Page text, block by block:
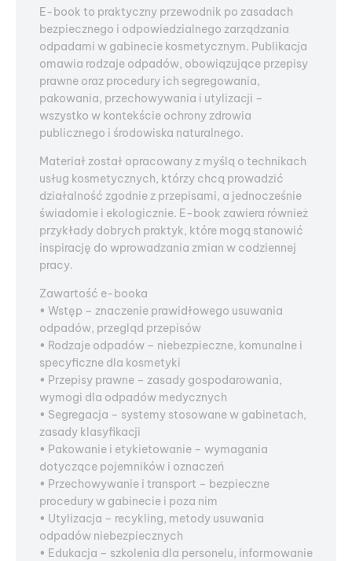
E-book to praktyczny przewodnik po zasadach
bezpiecznego i odpowiedzialnego zarządzania
odpadami w gabinecie kosmetycznym. Publikacja
omawia rodzaje odpadów, obowiązujące przepisy
prawne oraz procedury ich segregowania,
pakowania, przechowywania i utylizacji –
wszystko w kontekście ochrony zdrowia
publicznego i środowiska naturalnego.
Materiał został opracowany z myślą o technikach
usług kosmetycznych, którzy chcą prowadzić
działalność zgodnie z przepisami, a jednocześnie
świadomie i ekologicznie. E-book zawiera również
przykłady dobrych praktyk, które mogą stanowić
inspirację do wprowadzania zmian w codziennej
pracy.
Zawartość e-booka
• Wstęp – znaczenie prawidłowego usuwania
odpadów, przegląd przepisów
• Rodzaje odpadów – niebezpieczne, komunalne i
specyficzne dla kosmetyki
• Przepisy prawne – zasady gospodarowania,
wymogi dla odpadów medycznych
• Segregacja – systemy stosowane w gabinetach,
zasady klasyfikacji
• Pakowanie i etykietowanie – wymagania
dotyczące pojemników i oznaczeń
• Przechowywanie i transport – bezpieczne
procedury w gabinecie i poza nim
• Utylizacja – recykling, metody usuwania
odpadów niebezpiecznych
• Edukacja – szkolenia dla personelu, informowanie